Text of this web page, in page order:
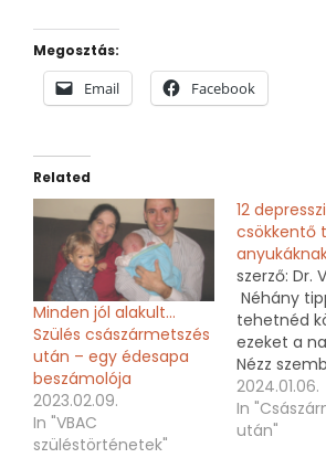
Megosztás:
Email Facebook
Related
Minden jól alakult…
Szülés császármetszés
után – egy édesapa
beszámolója
2023.02.09.
In "VBAC
szüléstörténetek"
12
csökkentő
szerző: Dr.
Néhány
tehetnéd
ezeket a
Nézz
pár percre
szembe a
2024.01.06.
In
után"